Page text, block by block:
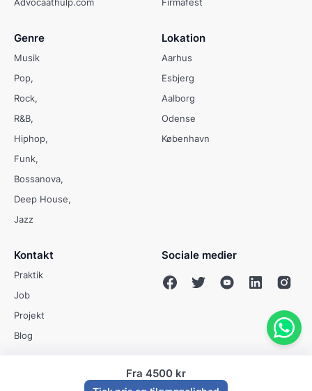
Fra 4500 kr
Advocaathulp.com
Firmafest
Genre
Musik
Pop
Rock
R&B
Hiphop
Funk
Bossanova
Deep House
Jazz
Lokation
Aarhus
Esbjerg
Aalborg
Odense
København
Kontakt
Praktik
Job
Projekt
Blog
Sociale medier
© Evenses 2009 - 2026